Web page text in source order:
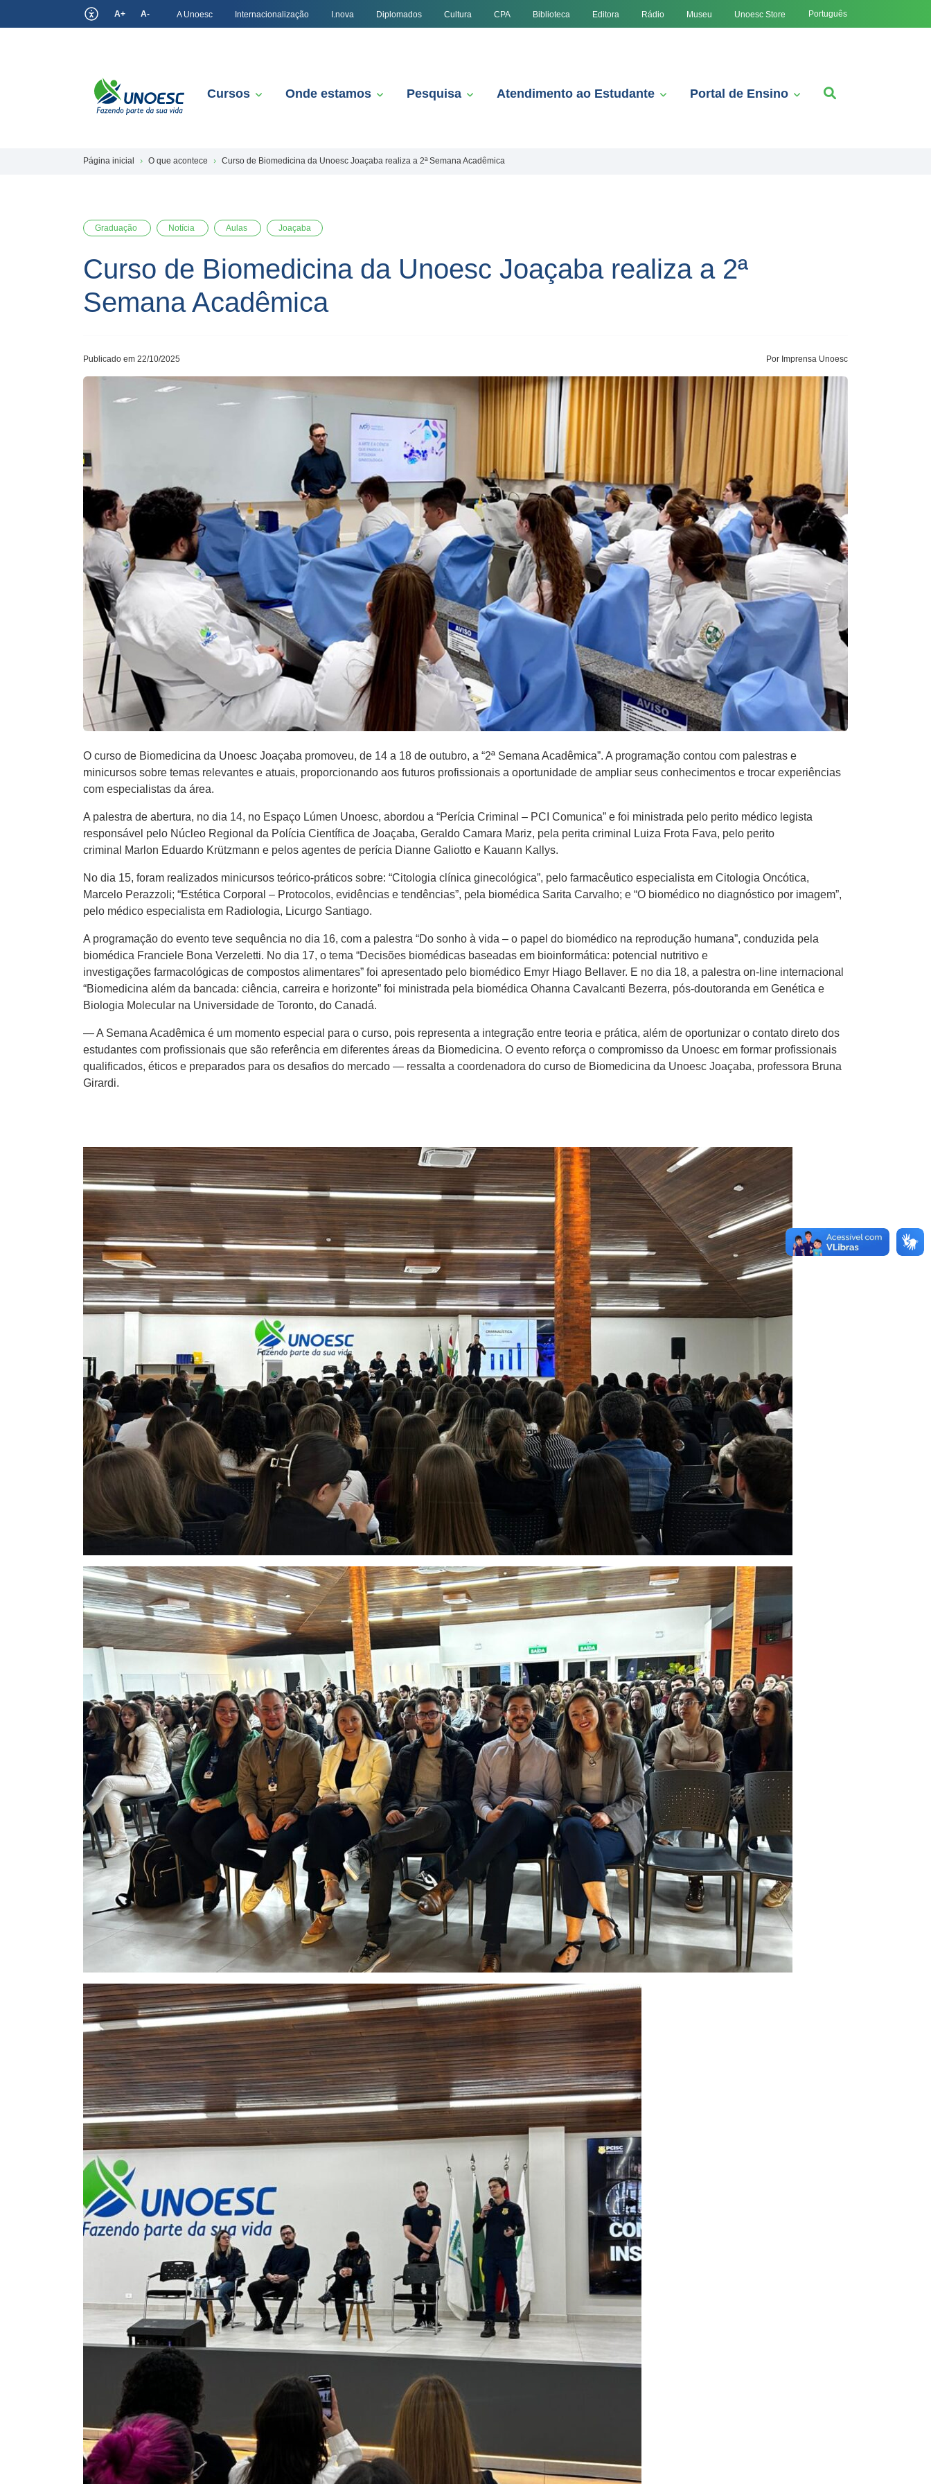
A+ A- A Unoesc Internacionalização I.nova Diplomados Cultura CPA Biblioteca Editora Rádio Museu Unoesc Store Português
Cursos Onde estamos Pesquisa Atendimento ao Estudante Portal de Ensino
Página inicial O que acontece Curso de Biomedicina da Unoesc Joaçaba realiza a 2ª Semana Acadêmica
Graduação Notícia Aulas Joaçaba
Curso de Biomedicina da Unoesc Joaçaba realiza a 2ª
Semana Acadêmica
Publicado em 22/10/2025 Por Imprensa Unoesc
O curso de Biomedicina da Unoesc Joaçaba promoveu, de 14 a 18 de outubro, a “2ª Semana Acadêmica”. A programação contou com palestras e
minicursos sobre temas relevantes e atuais, proporcionando aos futuros profissionais a oportunidade de ampliar seus conhecimentos e trocar experiências
com especialistas da área.
A palestra de abertura, no dia 14, no Espaço Lúmen Unoesc, abordou a “Perícia Criminal – PCI Comunica” e foi ministrada pelo perito médico legista
responsável pelo Núcleo Regional da Polícia Científica de Joaçaba, Geraldo Camara Mariz, pela perita criminal Luiza Frota Fava, pelo perito
criminal Marlon Eduardo Krützmann e pelos agentes de perícia Dianne Galiotto e Kauann Kallys.
No dia 15, foram realizados minicursos teórico-práticos sobre: “Citologia clínica ginecológica”, pelo farmacêutico especialista em Citologia Oncótica,
Marcelo Perazzoli; “Estética Corporal – Protocolos, evidências e tendências”, pela biomédica Sarita Carvalho; e “O biomédico no diagnóstico por imagem”,
pelo médico especialista em Radiologia, Licurgo Santiago.
A programação do evento teve sequência no dia 16, com a palestra “Do sonho à vida – o papel do biomédico na reprodução humana”, conduzida pela
biomédica Franciele Bona Verzeletti. No dia 17, o tema “Decisões biomédicas baseadas em bioinformática: potencial nutritivo e
investigações farmacológicas de compostos alimentares” foi apresentado pelo biomédico Emyr Hiago Bellaver. E no dia 18, a palestra on-line internacional
“Biomedicina além da bancada: ciência, carreira e horizonte” foi ministrada pela biomédica Ohanna Cavalcanti Bezerra, pós-doutoranda em Genética e
Biologia Molecular na Universidade de Toronto, do Canadá.
— A Semana Acadêmica é um momento especial para o curso, pois representa a integração entre teoria e prática, além de oportunizar o contato direto dos
estudantes com profissionais que são referência em diferentes áreas da Biomedicina. O evento reforça o compromisso da Unoesc em formar profissionais
qualificados, éticos e preparados para os desafios do mercado — ressalta a coordenadora do curso de Biomedicina da Unoesc Joaçaba, professora Bruna
Girardi.